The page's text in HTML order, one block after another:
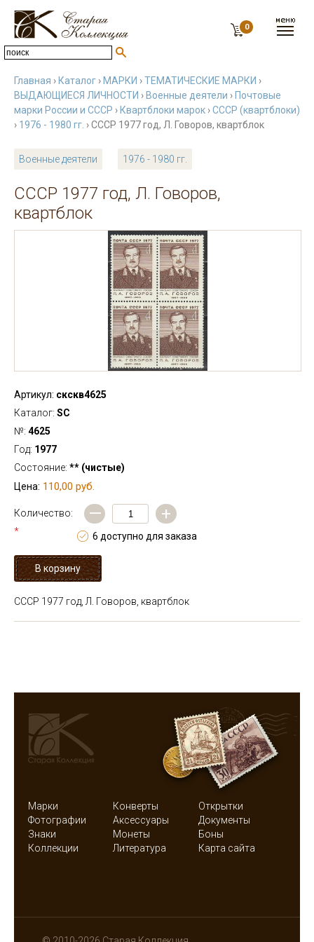
0
Главная › Каталог › МАРКИ ›ТЕМАТИЧЕСКИЕ МАРКИ ›
ВЫДАЮЩИЕСЯ ЛИЧНОСТИ › Военные деятели › Почтовые
марки России и СССР › Квартблоки марок ›СССР (квартблоки)
› 1976 - 1980 гг. › СССР 1977 год, Л. Говоров, квартблок
Военные деятели 1976 - 1980 гг.
СССР 1977 год, Л. Говоров,
квартблок
Артикул: скскв4625
Каталог: SC
№: 4625
Год: 1977
Состояние: ** (чистые)
Цена: 110,00 руб.
Количество:
*
— +
6 доступно для заказа
СССР 1977 год, Л. Говоров, квартблок
Марки Конверты
Открытки
Фотографии
Аксессуары
Документы
Знаки
Монеты
Боны
Коллекции
Литература Карта сайта